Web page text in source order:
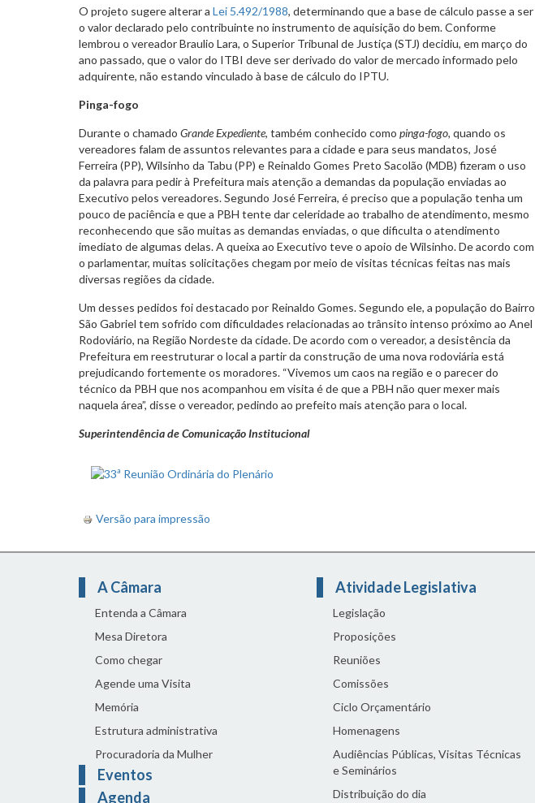
O projeto sugere alterar a Lei 5.492/1988, determinando que a base de cálculo passe a ser
o valor declarado pelo contribuinte no instrumento de aquisição do bem. Conforme
lembrou o vereador Braulio Lara, o Superior Tribunal de Justiça (STJ) decidiu, em março do
ano passado, que o valor do ITBI deve ser derivado do valor de mercado informado pelo
adquirente, não estando vinculado à base de cálculo do IPTU.
Pinga-fogo
Durante o chamado Grande Expediente, também conhecido como pinga-fogo, quando os
vereadores falam de assuntos relevantes para a cidade e para seus mandatos, José
Ferreira (PP), Wilsinho da Tabu (PP) e Reinaldo Gomes Preto Sacolão (MDB) fizeram o uso
da palavra para pedir à Prefeitura mais atenção a demandas da população enviadas ao
Executivo pelos vereadores. Segundo José Ferreira, é preciso que a população tenha um
pouco de paciência e que a PBH tente dar celeridade ao trabalho de atendimento, mesmo
reconhecendo que são muitas as demandas enviadas, o que dificulta o atendimento
imediato de algumas delas. A queixa ao Executivo teve o apoio de Wilsinho. De acordo com
o parlamentar, muitas solicitações chegam por meio de visitas técnicas feitas nas mais
diversas regiões da cidade.
Um desses pedidos foi destacado por Reinaldo Gomes. Segundo ele, a população do Bairro
São Gabriel tem sofrido com dificuldades relacionadas ao trânsito intenso próximo ao Anel
Rodoviário, na Região Nordeste da cidade. De acordo com o vereador, a desistência da
Prefeitura em reestruturar o local a partir da construção de uma nova rodoviária está
prejudicando fortemente os moradores. “Vivemos um caos na região e o parecer do
técnico da PBH que nos acompanhou em visita é de que a PBH não quer mexer mais
naquela área”, disse o vereador, pedindo ao prefeito mais atenção para o local.
Superintendência de Comunicação Institucional
Versão para impressão
A Câmara
Entenda a Câmara
Mesa Diretora
Como chegar
Agende uma Visita
Memória
Estrutura administrativa
Procuradoria da Mulher
Eventos
Agenda
Atividade Legislativa
Legislação
Proposições
Reuniões
Comissões
Ciclo Orçamentário
Homenagens
Audiências Públicas, Visitas Técnicas
e Seminários
Distribuição do dia